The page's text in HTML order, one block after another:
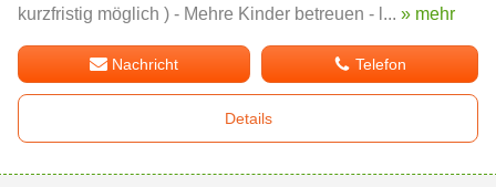
kurzfristig möglich ) - Mehre Kinder betreuen - l... » mehr
Nachricht Telefon
Details